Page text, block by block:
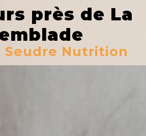
près de La
Seudre Nutrition